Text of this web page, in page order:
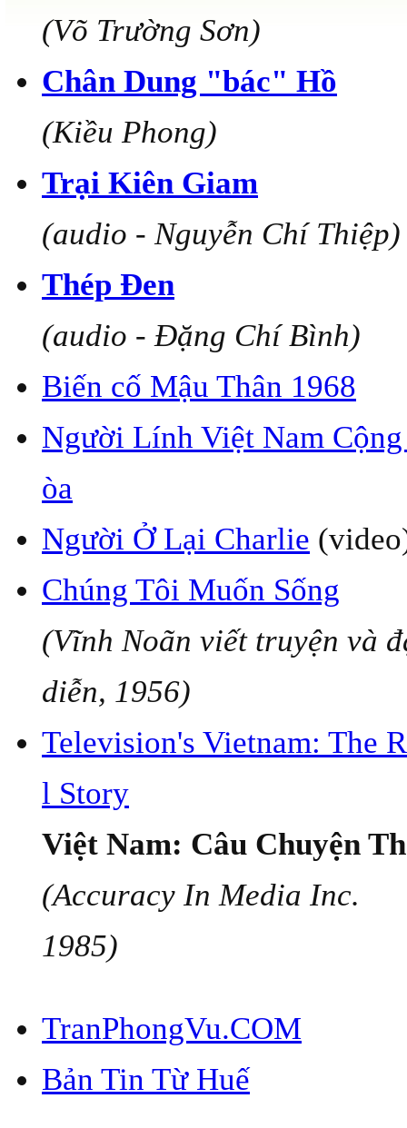
(Võ Trường Sơn)
Chân Dung "bác" Hồ
(Kiều Phong)
Trại Kiên Giam
(audio - Nguyễn Chí Thiệp)
Thép Đen
(audio - Đặng Chí Bình)
Biến cố Mậu Thân 1968
Người Lính Việt Nam
òa
Người Ở Lại Charlie
Chúng Tôi Muốn Sống
(Vĩnh Noãn viết truyện và
diễn, 1956)
Television's Vietnam: The
l Story
Việt Nam: Câu Chuyện
(Accuracy In Media Inc.
1985)
TranPhongVu.COM
Bản Tin Từ Huế